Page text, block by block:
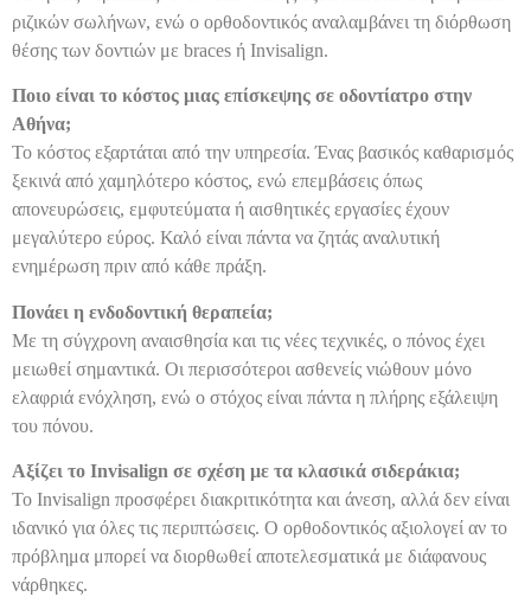
ριζικών σωλήνων, ενώ ο ορθοδοντικός αναλαμβάνει τη διόρθωση
θέσης των δοντιών με braces ή Invisalign.
Ποιο είναι το κόστος μιας επίσκεψης σε οδοντίατρο στην
Αθήνα;
Το κόστος εξαρτάται από την υπηρεσία. Ένας βασικός καθαρισμός
ξεκινά από χαμηλότερο κόστος, ενώ επεμβάσεις όπως
απονευρώσεις, εμφυτεύματα ή αισθητικές εργασίες έχουν
μεγαλύτερο εύρος. Καλό είναι πάντα να ζητάς αναλυτική
ενημέρωση πριν από κάθε πράξη.
Πονάει η ενδοδοντική θεραπεία;
Με τη σύγχρονη αναισθησία και τις νέες τεχνικές, ο πόνος έχει
μειωθεί σημαντικά. Οι περισσότεροι ασθενείς νιώθουν μόνο
ελαφριά ενόχληση, ενώ ο στόχος είναι πάντα η πλήρης εξάλειψη
του πόνου.
Αξίζει το Invisalign σε σχέση με τα κλασικά σιδεράκια;
Το Invisalign προσφέρει διακριτικότητα και άνεση, αλλά δεν είναι
ιδανικό για όλες τις περιπτώσεις. Ο ορθοδοντικός αξιολογεί αν το
πρόβλημα μπορεί να διορθωθεί αποτελεσματικά με διάφανους
νάρθηκες.